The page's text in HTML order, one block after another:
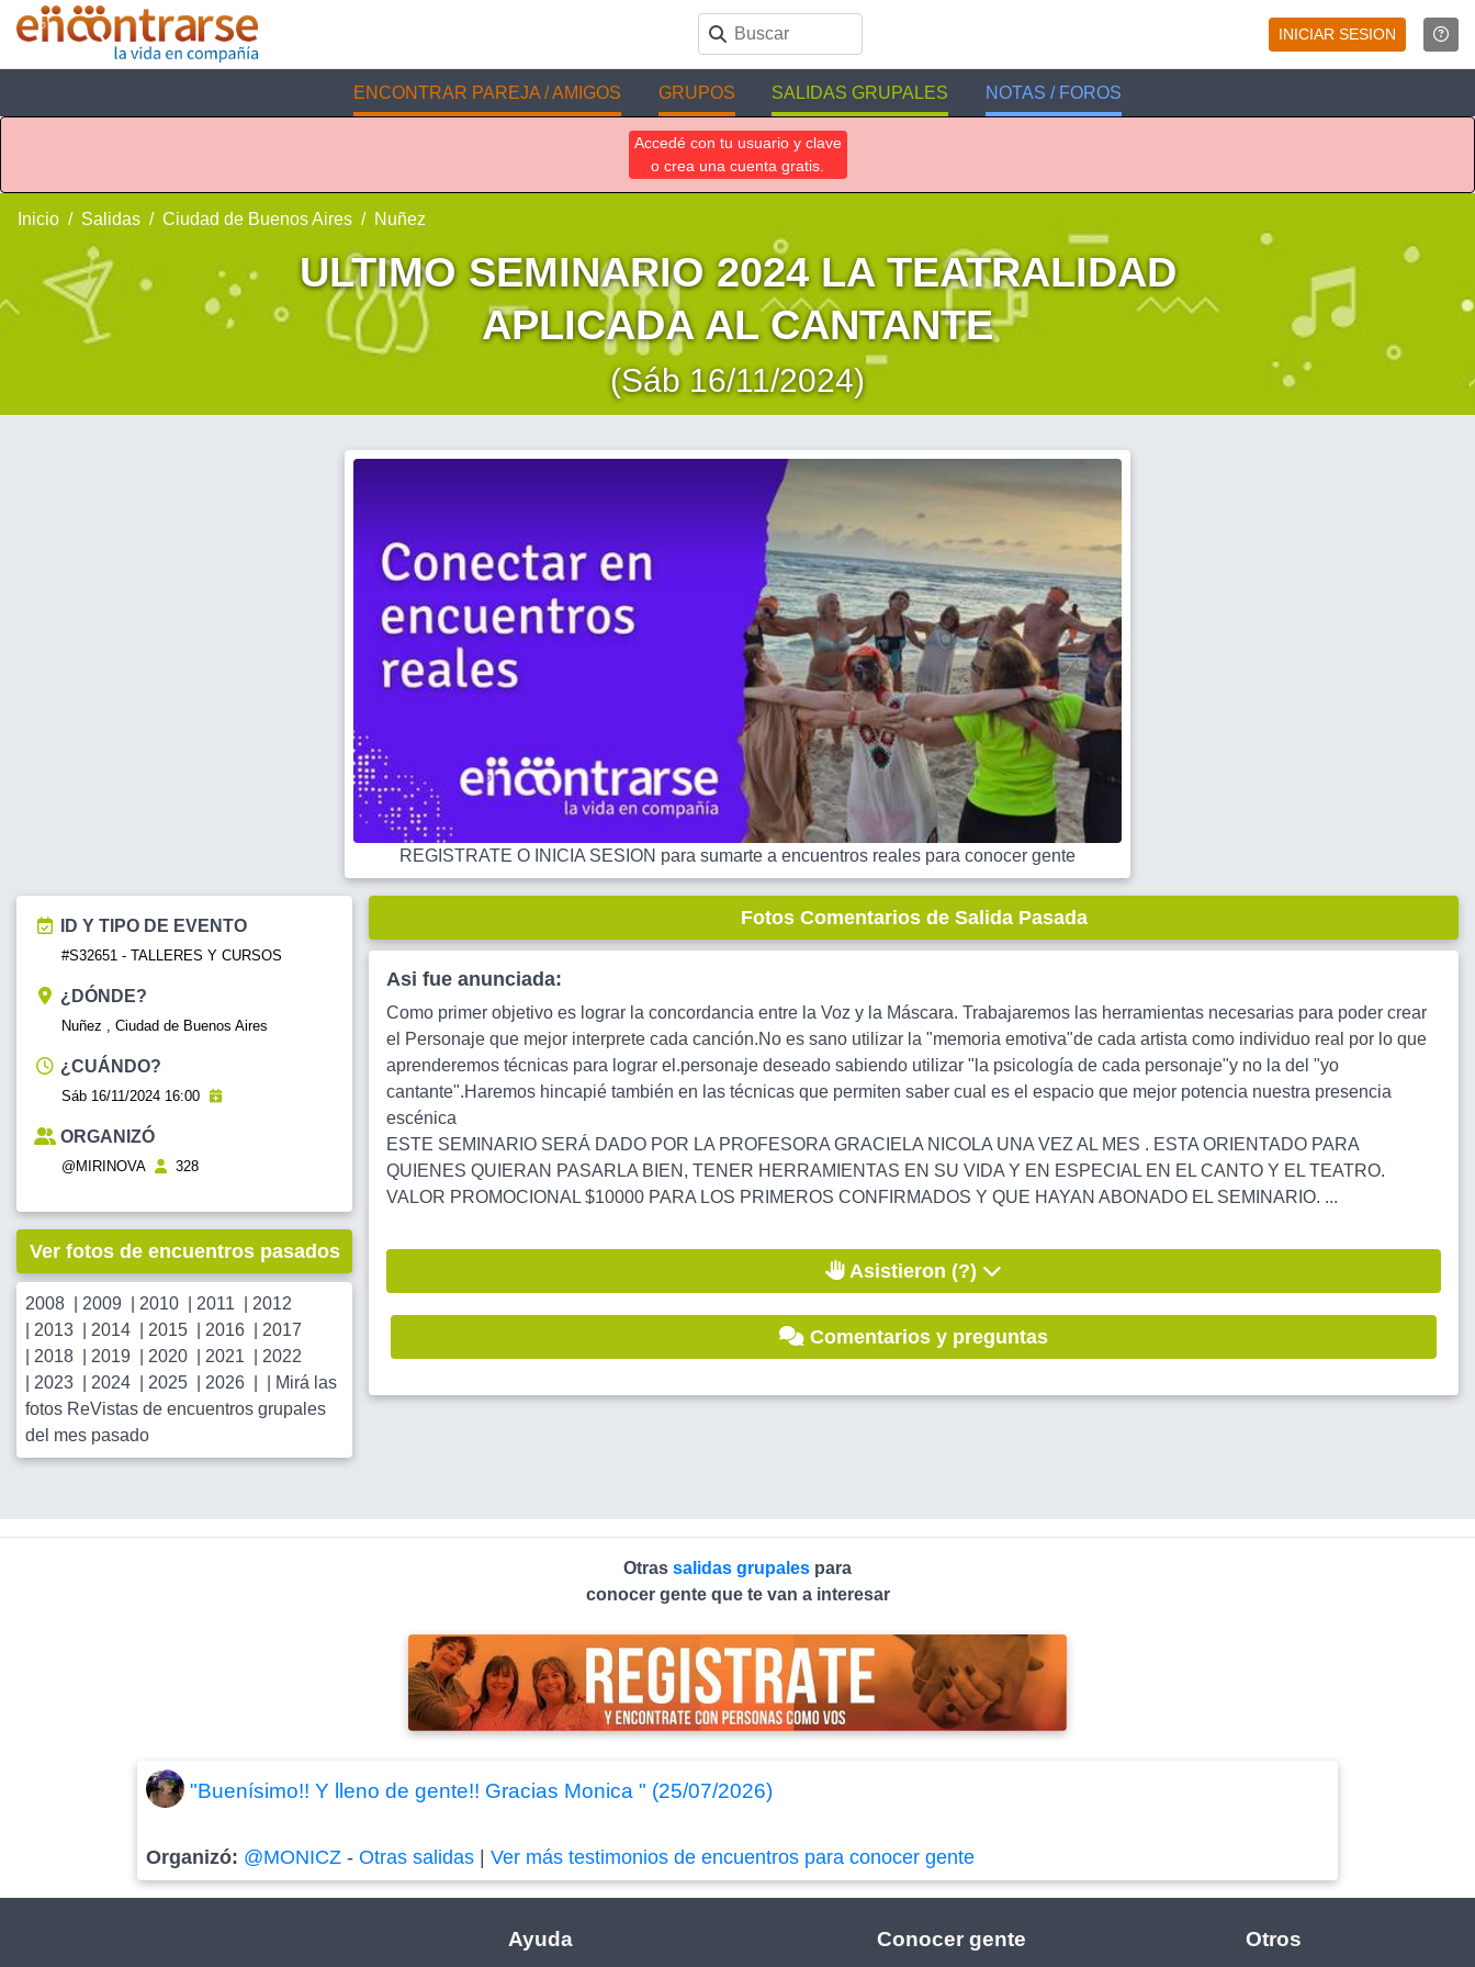
INICIAR SESION
ENCONTRAR PAREJA / AMIGOS GRUPOS SALIDAS GRUPALES NOTAS / FOROS
Accedé con tu usuario y clave
o crea una cuenta gratis.
Inicio Salidas Ciudad de Buenos Aires Nuñez
ULTIMO SEMINARIO 2024 LA TEATRALIDAD
APLICADA AL CANTANTE
(Sáb 16/11/2024)
REGISTRATE O INICIA SESION para sumarte a encuentros reales para conocer gente
ID Y TIPO DE EVENTO
#S32651 - TALLERES Y CURSOS
¿DÓNDE?
Nuñez , Ciudad de Buenos Aires
¿CUÁNDO?
Sáb 16/11/2024 16:00
ORGANIZÓ
@MIRINOVA 328
Ver fotos de encuentros pasados
2008 2009 2010 2011
2012
2013 2014 2015 2016
2017
2018 2019 2020 2021
2022
2023 2024 2025 2026
Mirá las
fotos ReVistas de encuentros grupales
del mes pasado
Fotos Comentarios de Salida Pasada
Asi fue anunciada:
Como primer objetivo es lograr la concordancia entre la Voz y la Máscara. Trabajaremos las herramientas necesarias para poder crear
el Personaje que mejor interprete cada canción.No es sano utilizar la "memoria emotiva"de cada artista como individuo real por lo que
aprenderemos técnicas para lograr el.personaje deseado sabiendo utilizar "la psicología de cada personaje"y no la del "yo
cantante".Haremos hincapié también en las técnicas que permiten saber cual es el espacio que mejor potencia nuestra presencia
escénica
ESTE SEMINARIO SERÁ DADO POR LA PROFESORA GRACIELA NICOLA UNA VEZ AL MES . ESTA ORIENTADO PARA
QUIENES QUIERAN PASARLA BIEN, TENER HERRAMIENTAS EN SU VIDA Y EN ESPECIAL EN EL CANTO Y EL TEATRO.
VALOR PROMOCIONAL $10000 PARA LOS PRIMEROS CONFIRMADOS Y QUE HAYAN ABONADO EL SEMINARIO. ...
Asistieron (?)
Comentarios y preguntas
Otras salidas grupales para
conocer gente que te van a interesar
"Buenísimo!! Y lleno de gente!! Gracias Monica " (25/07/2026)
Organizó: @MONICZ -Otras salidas |Ver más testimonios de encuentros para conocer gente
Ayuda Conocer gente Otros